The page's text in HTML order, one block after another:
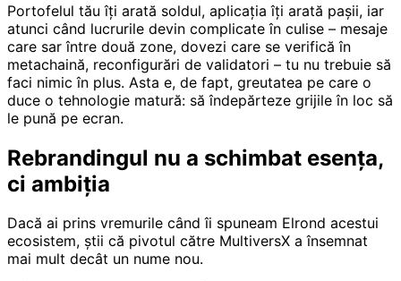
Portofelul tău îți arată soldul, aplicația îți arată pașii, iar
atunci când lucrurile devin complicate în culise – mesaje
care sar între două zone, dovezi care se verifică în
metachaină, reconfigurări de validatori – tu nu trebuie să
faci nimic în plus. Asta e, de fapt, greutatea pe care o
duce o tehnologie matură: să îndepărteze grijile în loc să
le pună pe ecran.
Rebrandingul nu a schimbat esența,
ci ambiția
Dacă ai prins vremurile când îi spuneam Elrond acestui
ecosistem, știi că pivotul către MultiversX a însemnat
mai mult decât un nume nou.